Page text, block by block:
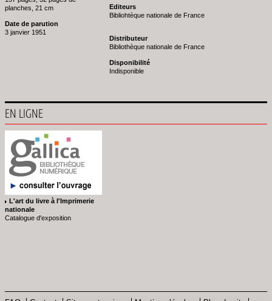
planches, 21 cm
Date de parution
3 janvier 1951
Editeurs
Bibliohtèque nationale de France
Distributeur
Bibliothèque nationale de France
Disponibilité
Indisponible
EN LIGNE
L'art du livre à l'Imprimerie
nationale
Catalogue d'exposition